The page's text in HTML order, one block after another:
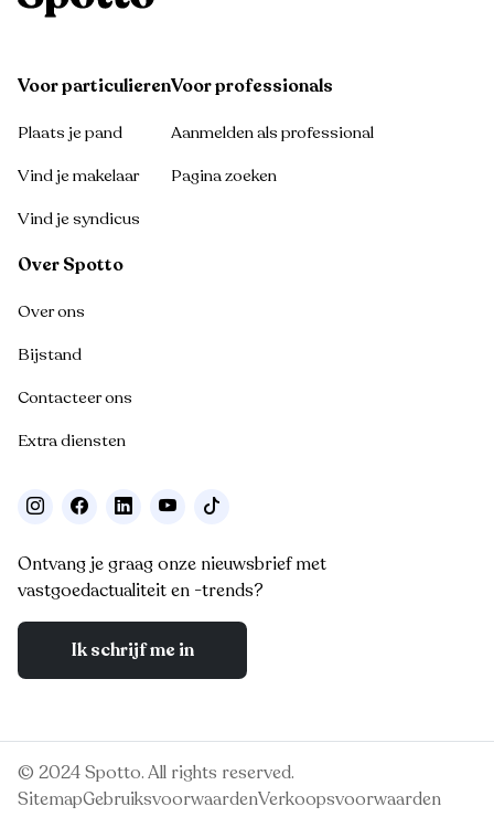
Voor particulieren
Plaats je pand
Vind je makelaar
Vind je syndicus
Voor professionals
Aanmelden als professional
Pagina zoeken
Over Spotto
Over ons
Bijstand
Contacteer ons
Extra diensten
Ontvang je graag onze nieuwsbrief met
vastgoedactualiteit en -trends?
Ik schrijf me in
© 2024 Spotto. All rights reserved.
SitemapGebruiksvoorwaardenVerkoopsvoorwaarden